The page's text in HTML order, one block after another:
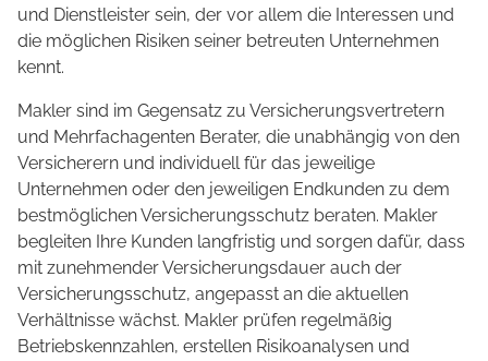
und Dienstleister sein, der vor allem die Interessen und
die möglichen Risiken seiner betreuten Unternehmen
kennt.
Makler sind im Gegensatz zu Versicherungsvertretern
und Mehrfachagenten Berater, die unabhängig von den
Versicherern und individuell für das jeweilige
Unternehmen oder den jeweiligen Endkunden zu dem
bestmöglichen Versicherungsschutz beraten. Makler
begleiten Ihre Kunden langfristig und sorgen dafür, dass
mit zunehmender Versicherungsdauer auch der
Versicherungsschutz, angepasst an die aktuellen
Verhältnisse wächst. Makler prüfen regelmäßig
Betriebskennzahlen, erstellen Risikoanalysen und